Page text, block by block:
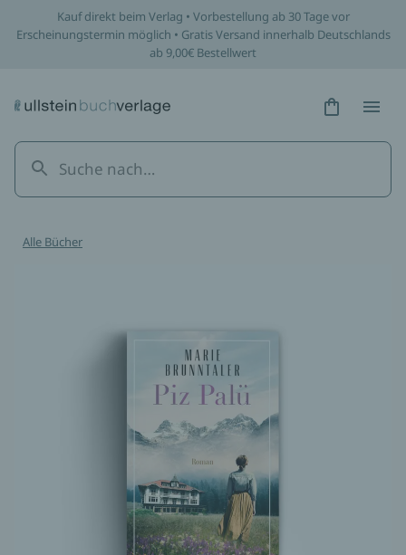
Kauf direkt beim Verlag • Vorbestellung ab 30 Tage vor
Erscheinungstermin möglich • Gratis Versand innerhalb Deutschlands
ab 9,00€ Bestellwert
Hidden
Alle Bücher